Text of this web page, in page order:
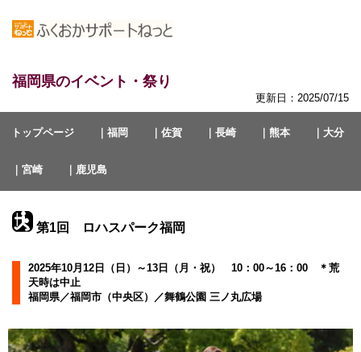
福岡県のイベント・祭り
更新日：2025/07/15
トップページ ｜福岡 ｜佐賀 ｜長崎 ｜熊本 ｜大分
｜宮崎 ｜鹿児島
第1回 ロハスパーク福岡
2025年10月12日（日）～13日（月・祝） 10：00～16：00 ＊荒
天時は中止
福岡県／福岡市（中央区）／舞鶴公園 三ノ丸広場